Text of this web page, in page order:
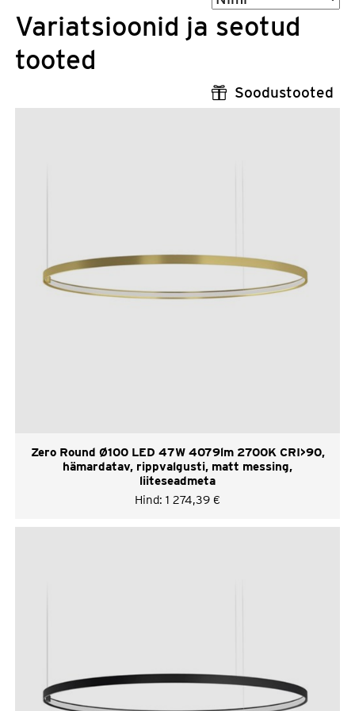
Variatsioonid ja seotud
tooted
Soodustooted
Zero Round Ø100 LED 47W 4079lm 2700K CRI>90,
hämardatav, rippvalgusti, matt messing,
liiteseadmeta
Hind: 1 274,39 €